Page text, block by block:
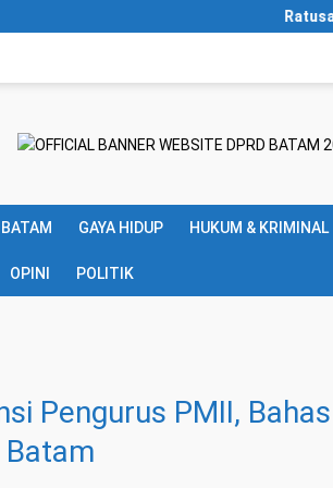
Ratusan
GAYA HIDUP HUKUM & KRIMINAL
OPINI POLITIK
Pengurus PMII,